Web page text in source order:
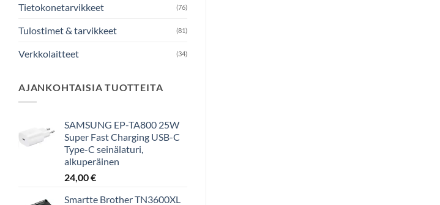
Tietokonetarvikkeet (76)
Tulostimet & tarvikkeet (81)
Verkkolaitteet (34)
AJANKOHTAISIA TUOTTEITA
SAMSUNG EP-TA800 25W
Super Fast Charging USB-C
Type-C seinälaturi,
alkuperäinen
24,00€
Smartte Brother TN3600XL